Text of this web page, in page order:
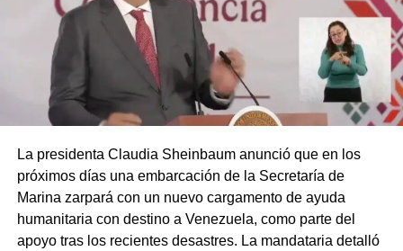
La presidenta Claudia Sheinbaum anunció que en los
próximos días una embarcación de la Secretaría de
Marina zarpará con un nuevo cargamento de ayuda
humanitaria con destino a Venezuela, como parte del
apoyo tras los recientes desastres. La mandataria detalló